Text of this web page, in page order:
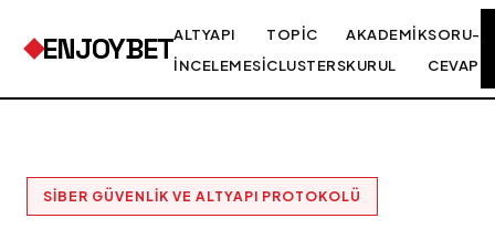
ENJOYBETALTYAPI
İNCELEMESI
TOPIC
CLUSTERS
AKADEMIK
KURUL
SORU-
CEVAP
SIBER GÜVENLIK VE ALTYAPI PROTOKOLÜ